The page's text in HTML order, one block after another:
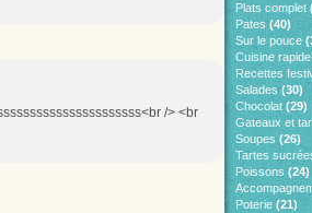
/> <br
Plats complet
Pates (40)
Sur le pouce
Cuisine rapide
Recettes
Salades(30)
Chocolat (29)
Gateaux et
Soupes (26)
Tartes
Poissons(24)
Poterie (21)